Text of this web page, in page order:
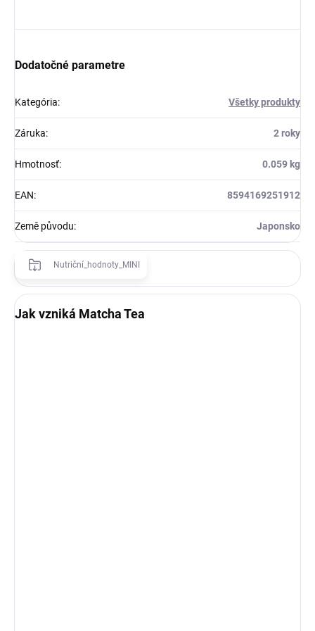
Dodatočné parametre
Kategória: Všetky produkty
Záruka: 2 roky
Hmotnosť: 0.059 kg
EAN: 8594169251912
Země původu: Japonsko
Nutriční_hodnoty_MINI
Jak vzniká Matcha Tea